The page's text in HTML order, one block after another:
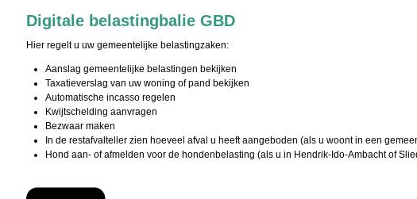
Digitale belastingbalie GBD
Hier regelt u uw gemeentelijke belastingzaken:
Aanslag gemeentelijke belastingen bekijken
Taxatieverslag van uw woning of pand bekijken
Automatische incasso regelen
Kwijtschelding aanvragen
Bezwaar maken
In de restafvalteller zien hoeveel afval u heeft aangeboden (als u woont in een
Hond aan- of afmelden voor de hondenbelasting (als u in Hendrik-Ido-Ambacht of